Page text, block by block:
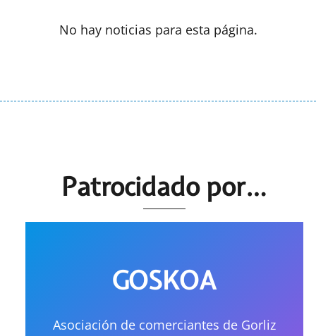
No hay noticias para esta página.
Patrocidado por…
GOSKOA
Asociación de comerciantes de Gorliz